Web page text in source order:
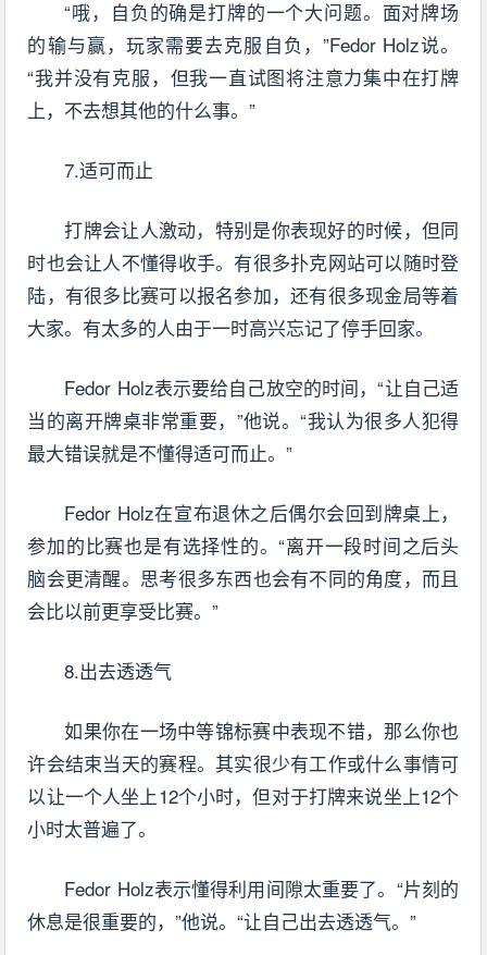
“哦，自负的确是打牌的一个大问题。面对牌场
的输与赢，玩家需要去克服自负，”Fedor Holz说。
“我并没有克服，但我一直试图将注意力集中在打牌
上，不去想其他的什么事。”
7.适可而止
打牌会让人激动，特别是你表现好的时候，但同
时也会让人不懂得收手。有很多扑克网站可以随时登
陆，有很多比赛可以报名参加，还有很多现金局等着
大家。有太多的人由于一时高兴忘记了停手回家。
Fedor Holz表示要给自己放空的时间，“让自己适
当的离开牌桌非常重要，”他说。“我认为很多人犯得
最大错误就是不懂得适可而止。”
Fedor Holz在宣布退休之后偶尔会回到牌桌上，
参加的比赛也是有选择性的。“离开一段时间之后头
脑会更清醒。思考很多东西也会有不同的角度，而且
会比以前更享受比赛。”
8.出去透透气
如果你在一场中等锦标赛中表现不错，那么你也
许会结束当天的赛程。其实很少有工作或什么事情可
以让一个人坐上12个小时，但对于打牌来说坐上12个
小时太普遍了。
Fedor Holz表示懂得利用间隙太重要了。“片刻的
休息是很重要的，”他说。“让自己出去透透气。”